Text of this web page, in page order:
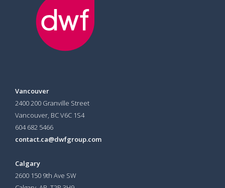
Vancouver
2400 200 Granville Street
Vancouver, BC V6C 1S4
604 682 5466
contact.ca@dwfgroup.com
Calgary
2600 150 9th Ave SW